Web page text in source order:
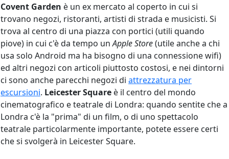
Covent Garden è un ex mercato al coperto in cui si
trovano negozi, ristoranti, artisti di strada e musicisti. Si
trova al centro di una piazza con portici (utili quando
piove) in cui c'è da tempo unApple Store(utile anche a chi
usa solo Android ma ha bisogno di una connessione wifi)
ed altri negozi con articoli piuttosto costosi, e nei dintorni
ci sono anche parecchi negozi di attrezzatura per
escursioni. Leicester Square è il centro del mondo
cinematografico e teatrale di Londra: quando sentite che a
Londra c'è la "prima" di un film, o di uno spettacolo
teatrale particolarmente importante, potete essere certi
che si svolgerà in Leicester Square.